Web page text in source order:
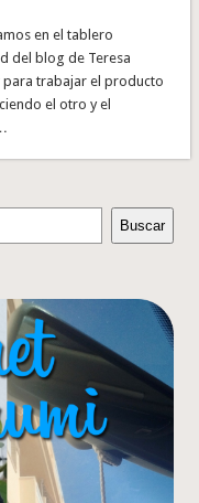
en el tablero
del blog de Teresa
para trabajar el producto
el otro y el
Buscar